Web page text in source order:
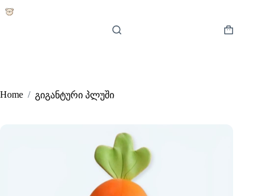
to
Shopping
Home / გიგანტური პლუში